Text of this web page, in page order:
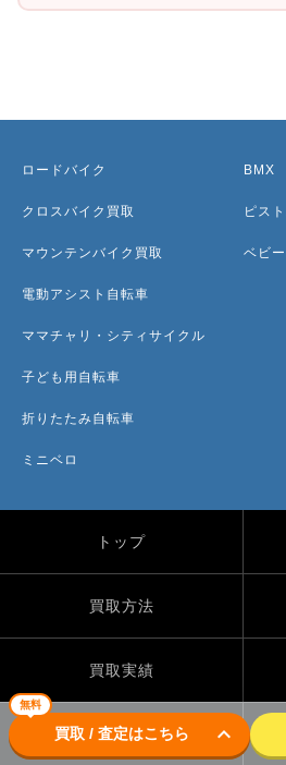
無料
買取 / 査定はこちら keyboard_arrow_down
ロードバイク
クロスバイク買取
マウンテンバイク買取
電動アシスト自転車
ママチャリ・シティサイクル
子ども用自転車
折りたたみ自転車
ミニベロ
BMX
ピス
ベビ
トップ
買取方法
買取実績
店舗一覧